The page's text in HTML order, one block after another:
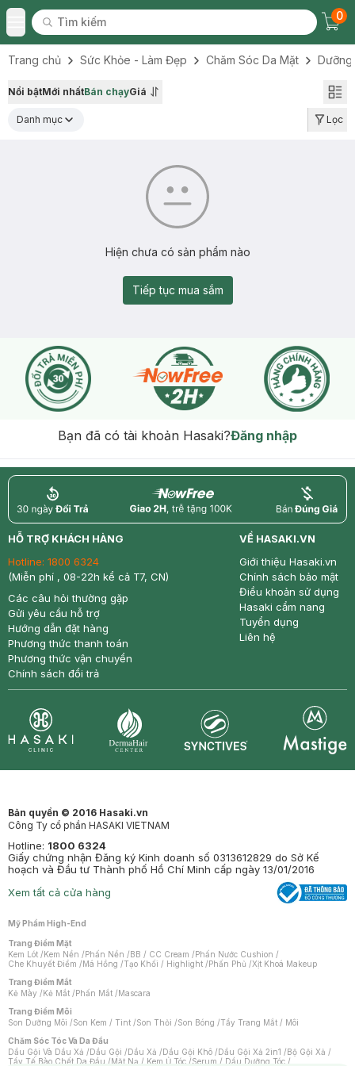
Toggle Menu
Tìm kiếm
Tìm kiếm
0
Trang chủ Sức Khỏe - Làm Đẹp Chăm Sóc Da Mặt Dưỡng
Nổi bậtMới nhấtBán chạyGiá
Danh mục Lọc
Hiện chưa có sản phẩm nào
Tiếp tục mua sắm
Bạn đã có tài khoản Hasaki?Đăng nhập
return nowfree price
HỖ TRỢ KHÁCH HÀNG
Hotline: 1800 6324
(Miễn phí , 08-22h kể cả T7, CN)
Các câu hỏi thường gặp
Gửi yêu cầu hỗ trợ
Hướng dẫn đặt hàng
Phương thức thanh toán
Phương thức vận chuyển
Chính sách đổi trả
VỀ HASAKI.VN
Giới thiệu Hasaki.vn
Chính sách bảo mật
Điều khoản sử dụng
Hasaki cẩm nang
Tuyển dụng
Liên hệ
Bản quyền © 2016 Hasaki.vn
Công Ty cổ phần HASAKI VIETNAM
Hotline: 1800 6324
Giấy chứng nhận Đăng ký Kinh doanh số 0313612829 do Sở Kế
hoạch và Đầu tư Thành phố Hồ Chí Minh cấp ngày 13/01/2016
Xem tất cả cửa hàng
Mỹ Phẩm High-End
Trang Điểm Mặt
Kem Lót /Kem Nền /Phấn Nền /BB / CC Cream /Phấn Nước Cushion /
Che Khuyết Điểm /Má Hồng /Tạo Khối / Highlight /Phấn Phủ /Xịt Khoá Makeup
Trang Điểm Mắt
Kẻ Mày /Kẻ Mắt /Phấn Mắt /Mascara
Trang Điểm Môi
Son Dưỡng Môi /Son Kem / Tint /Son Thỏi /Son Bóng /Tẩy Trang Mắt / Môi
Chăm Sóc Tóc Và Da Đầu
Dầu Gội Và Dầu Xả /Dầu Gội /Dầu Xả /Dầu Gội Khô /Dầu Gội Xả 2in1 /Bộ Gội Xả /
Tẩy Tế Bào Chết Da Đầu /Mặt Nạ / Kem Ủ Tóc /Serum / Dầu Dưỡng Tóc /